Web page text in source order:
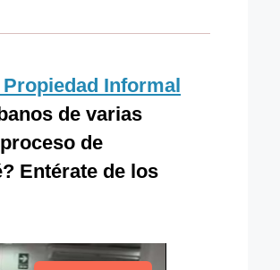
Informal
de varias
de
Entérate de los